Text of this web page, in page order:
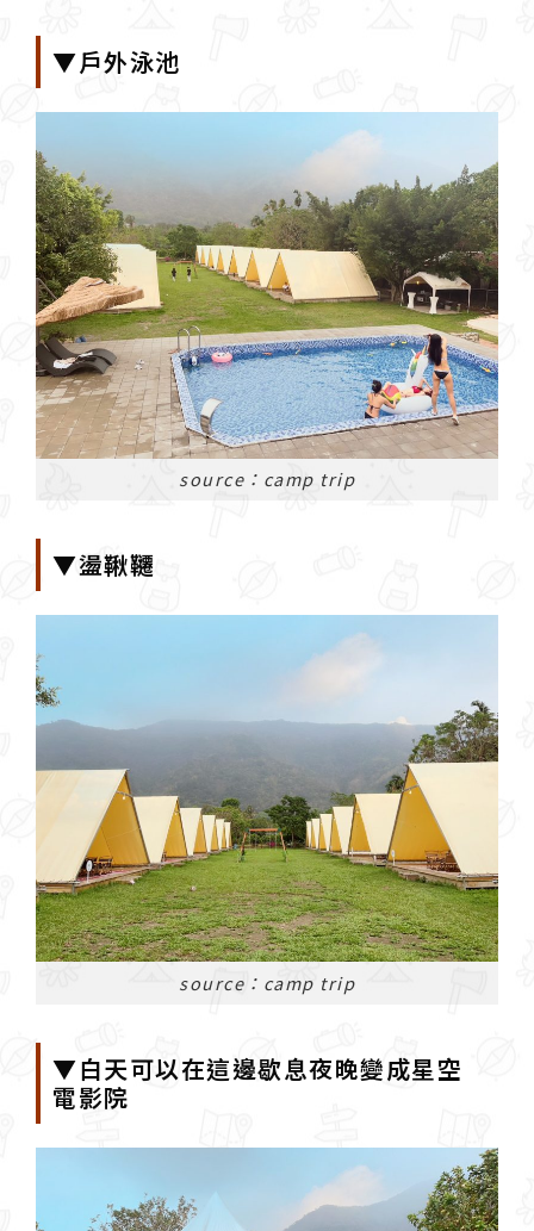
▼戶外泳池
source：camp trip
▼盪鞦韆
source：camp trip
▼白天可以在這邊歇息夜晚變成星空
電影院